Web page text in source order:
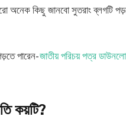
অনেক কিছু জানবো সুতরাং ব্লগটি
পারেন-জাতীয় পরিচয় পত্র
কয়টি?